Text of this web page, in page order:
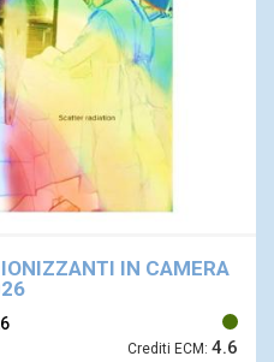
IN CAMERA
Crediti ECM: 4.6